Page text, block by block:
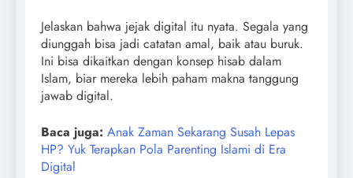
Jelaskan bahwa jejak digital itu nyata. Segala yang
diunggah bisa jadi catatan amal, baik atau buruk.
Ini bisa dikaitkan dengan konsep hisab dalam
Islam, biar mereka lebih paham makna tanggung
jawab digital.
Baca juga: Anak Zaman Sekarang Susah Lepas
HP? Yuk Terapkan Pola Parenting Islami di Era
Digital